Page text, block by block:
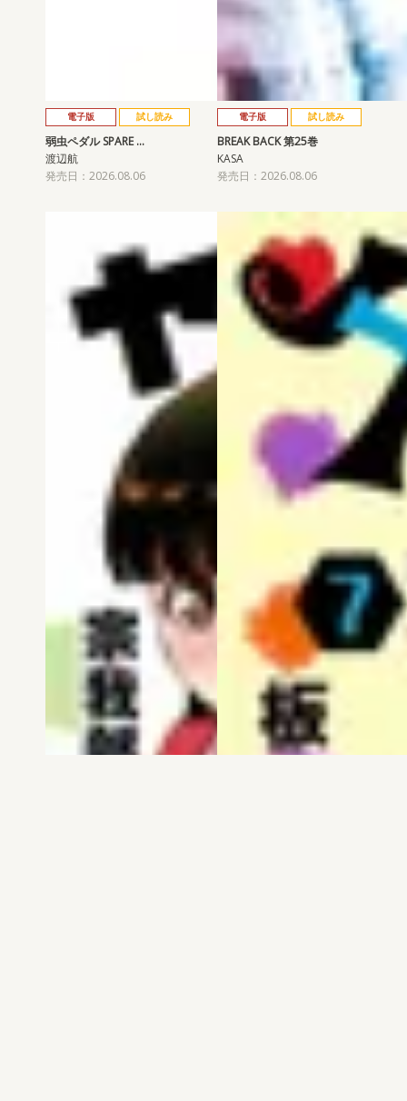
電子版 試し読み
弱虫ペダル SPARE …
渡辺航
発売日：2026.08.06
電子版 試し読み
BREAK BACK 第25巻
KASA
発売日：2026.08.06